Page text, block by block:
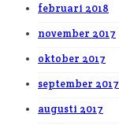
februari 2018
november 2017
oktober 2017
september 2017
augusti 2017